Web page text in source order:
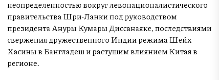
неопределенностью вокруг левонационалистического
правительства Шри-Ланки под руководством
президента Ануры Кумары Диссанаяке, последствиями
свержения дружественного Индии режима Шейх
Хасины в Бангладеш и растущим влиянием Китая в
регионе.